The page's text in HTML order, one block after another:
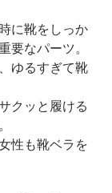
に靴をしっか
要なパーツ。
ゆるすぎて靴
クッと履ける
性も靴ベラを